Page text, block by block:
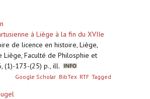
à Liège à la fin du XVIIe
de licence en histoire, Liège,
Liège, Faculté de Philosphie et
(1)-173-(25) p., ill.
Google Scholar BibTex RTF Tagged